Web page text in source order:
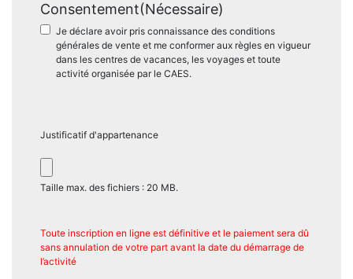
Consentement(Nécessaire)
Je déclare avoir pris connaissance des conditions
générales de vente et me conformer aux règles en vigueur
dans les centres de vacances, les voyages et toute
activité organisée par le CAES.
Justificatif d'appartenance
Taille max. des fichiers : 20 MB.
Toute inscription en ligne est définitive et le paiement sera dû
sans annulation de votre part avant la date du démarrage de
l’activité